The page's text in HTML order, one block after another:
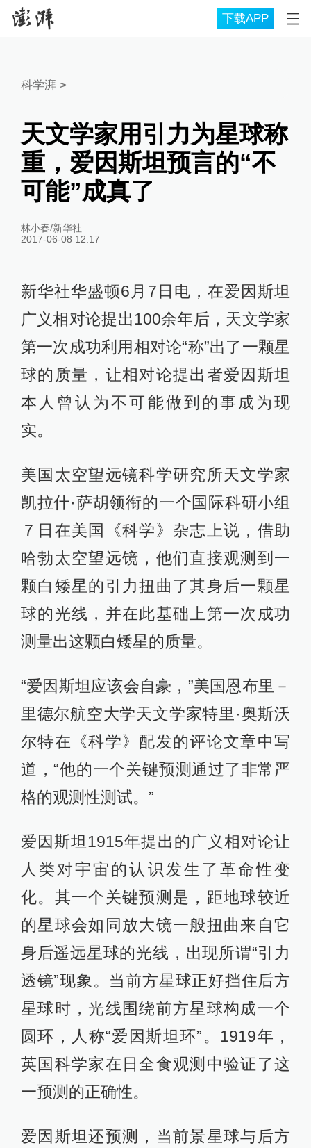
下载APP
科学湃 >
天文学家用引力为星球称
重，爱因斯坦预言的“不
可能”成真了
林小春/新华社
2017-06-08 12:17
新华社华盛顿6月7日电，在爱因斯坦
广义相对论提出100余年后，天文学家
第一次成功利用相对论“称”出了一颗星
球的质量，让相对论提出者爱因斯坦
本人曾认为不可能做到的事成为现
实。
美国太空望远镜科学研究所天文学家
凯拉什·萨胡领衔的一个国际科研小组
７日在美国《科学》杂志上说，借助
哈勃太空望远镜，他们直接观测到一
颗白矮星的引力扭曲了其身后一颗星
球的光线，并在此基础上第一次成功
测量出这颗白矮星的质量。
“爱因斯坦应该会自豪，”美国恩布里－
里德尔航空大学天文学家特里·奥斯沃
尔特在《科学》配发的评论文章中写
道，“他的一个关键预测通过了非常严
格的观测性测试。”
爱因斯坦1915年提出的广义相对论让
人类对宇宙的认识发生了革命性变
化。其一个关键预测是，距地球较近
的星球会如同放大镜一般扭曲来自它
身后遥远星球的光线，出现所谓“引力
透镜”现象。当前方星球正好挡住后方
星球时，光线围绕前方星球构成一个
圆环，人称“爱因斯坦环”。1919年，
英国科学家在日全食观测中验证了这
一预测的正确性。
爱因斯坦还预测，当前景星球与后方